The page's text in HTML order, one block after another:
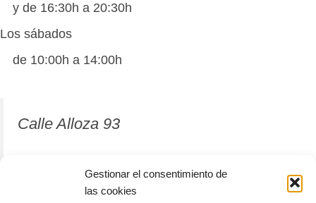
Gestionar el consentimiento de
las cookies
y de 16:30h a 20:30h
Los sábados
de 10:00h a 14:00h
Calle Alloza 93
12001 Castellón de la Plana